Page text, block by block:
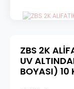
ZBS 2K
UV
BOYASI)